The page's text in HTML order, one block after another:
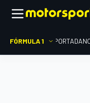
FÓRMULA 1 PORTADA